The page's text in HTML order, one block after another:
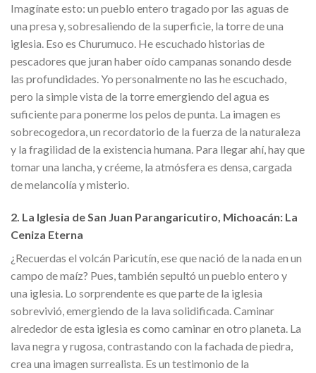
Imagínate esto: un pueblo entero tragado por las aguas de
una presa y, sobresaliendo de la superficie, la torre de una
iglesia. Eso es Churumuco. He escuchado historias de
pescadores que juran haber oído campanas sonando desde
las profundidades. Yo personalmente no las he escuchado,
pero la simple vista de la torre emergiendo del agua es
suficiente para ponerme los pelos de punta. La imagen es
sobrecogedora, un recordatorio de la fuerza de la naturaleza
y la fragilidad de la existencia humana. Para llegar ahí, hay que
tomar una lancha, y créeme, la atmósfera es densa, cargada
de melancolía y misterio.
2. La Iglesia de San Juan Parangaricutiro, Michoacán: La
Ceniza Eterna
¿Recuerdas el volcán Paricutín, ese que nació de la nada en un
campo de maíz? Pues, también sepultó un pueblo entero y
una iglesia. Lo sorprendente es que parte de la iglesia
sobrevivió, emergiendo de la lava solidificada. Caminar
alrededor de esta iglesia es como caminar en otro planeta. La
lava negra y rugosa, contrastando con la fachada de piedra,
crea una imagen surrealista. Es un testimonio de la